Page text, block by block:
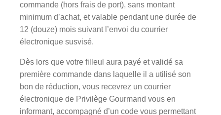
commande (hors frais de port), sans montant
minimum d’achat, et valable pendant une durée de
12 (douze) mois suivant l’envoi du courrier
électronique susvisé.
Dès lors que votre filleul aura payé et validé sa
première commande dans laquelle il a utilisé son
bon de réduction, vous recevrez un courrier
électronique de Privilège Gourmand vous en
informant, accompagné d’un code vous permettant